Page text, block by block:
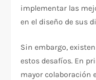
implementar las
en el diseño de sus
Sin embargo,
estos desafíos. En
mayor colaboración